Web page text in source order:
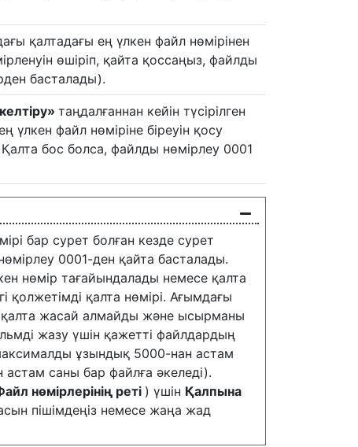
қалтадағы ең үлкен файл нөмірінен
өшіріп, қайта қоссаңыз, файлды
басталады).
таңдалғаннан кейін түсірілген
үлкен файл нөміріне біреуін қосу
бос болса, файлды нөмірлеу 0001
бар сурет болған кезде сурет
0001-ден қайта басталады.
нөмір тағайындалады немесе қалта
қолжетімді қалта нөмірі. Ағымдағы
қалта жасай алмайды және ысырманы
жазу үшін қажетті файлдардың
ұзындық 5000-нан астам
саны бар файлға әкеледі).
нөмірлерінің реті ) үшін Қалпына
пішімдеңіз немесе жаңа жад